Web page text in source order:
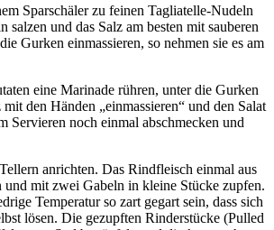
Sparschäler zu feinen Tagliatelle-Nudeln
salzen und das Salz am besten mit sauberen
Gurken einmassieren, so nehmen sie es am
eine Marinade rühren, unter die Gurken
den Händen „einmassieren“ und den Salat
Servieren noch einmal abschmecken und
anrichten. Das Rindfleisch einmal aus
und mit zwei Gabeln in kleine Stücke zupfen.
Temperatur so zart gegart sein, dass sich
lösen. Die gezupften Rinderstücke (Pulled